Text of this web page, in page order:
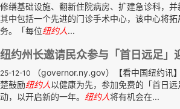
修缮基础设施、翻新住院病房、扩建急诊科，并
其中包括一个先进的门诊手术中心，该中心将
务。「每位纽约人...
纽约州长邀请民众参与「首日远足
25-12-10 （governor.ny.gov）【看中国纽约讯
楚鼓励纽约人以健康为先，参加免费的「首日
动，以开启新的一年。 纽约人将有机会在...